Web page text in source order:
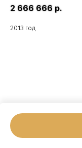
2 666 666 р.
2013 год